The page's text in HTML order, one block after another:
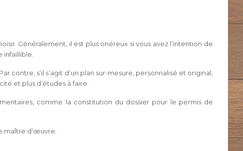
Généralement, il est plus onéreux si vous avez l’intention de
contre, s’il s’agit d’un plan sur-mesure, personnalisé et original,
et plus d’études à faire.
comme la constitution du dossier pour le permis de
maître d’œuvre.